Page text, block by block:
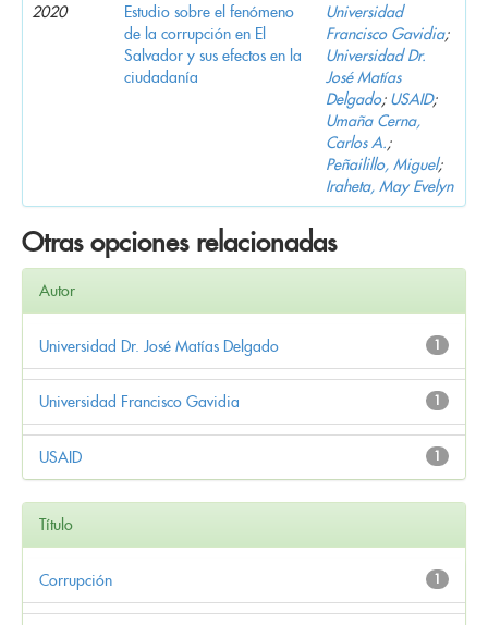
2020
Estudio sobre el fenómeno
de la corrupción en El
Salvador y sus efectos en la
ciudadanía
Universidad
Francisco Gavidia;
Universidad Dr.
José Matías
Delgado; USAID;
Umaña Cerna,
Carlos A.;
Peñailillo, Miguel;
Iraheta, May Evelyn
Otras opciones relacionadas
Autor
1
Universidad Dr. José Matías Delgado
1
Universidad Francisco Gavidia
1
USAID
Título
1
Corrupción